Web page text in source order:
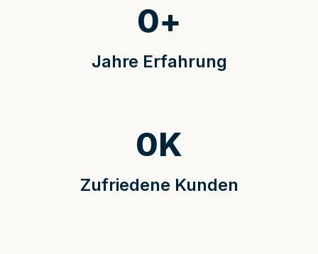
Jahre Erfahrung
0+
Zufriedene Kunden
0K